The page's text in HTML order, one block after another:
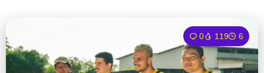
0 119 6